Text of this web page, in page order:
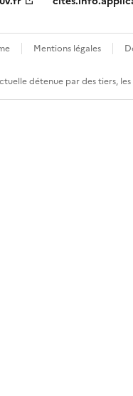
Mentions légales
détenue par des tiers,